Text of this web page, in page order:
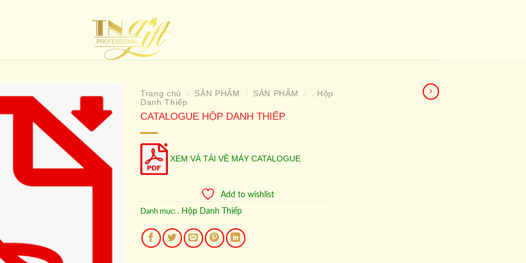
Add to
wishlist
Trang chủ / SẢN PHẨM / SẢN PHẨM /
. Hộp
Danh Thiếp
CATALOGUE HỘP DANH THIẾP
XEM VÀ TẢI VỀ MÁY CATALOGUE
Add to wishlist
Danh mục: . Hộp Danh Thiếp